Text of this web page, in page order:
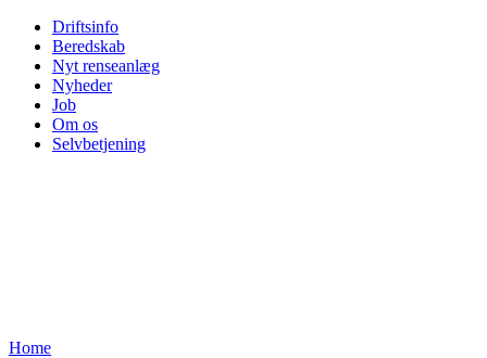
Driftsinfo
Beredskab
Nyt renseanlæg
Nyheder
Job
Om os
Selvbetjening
Home